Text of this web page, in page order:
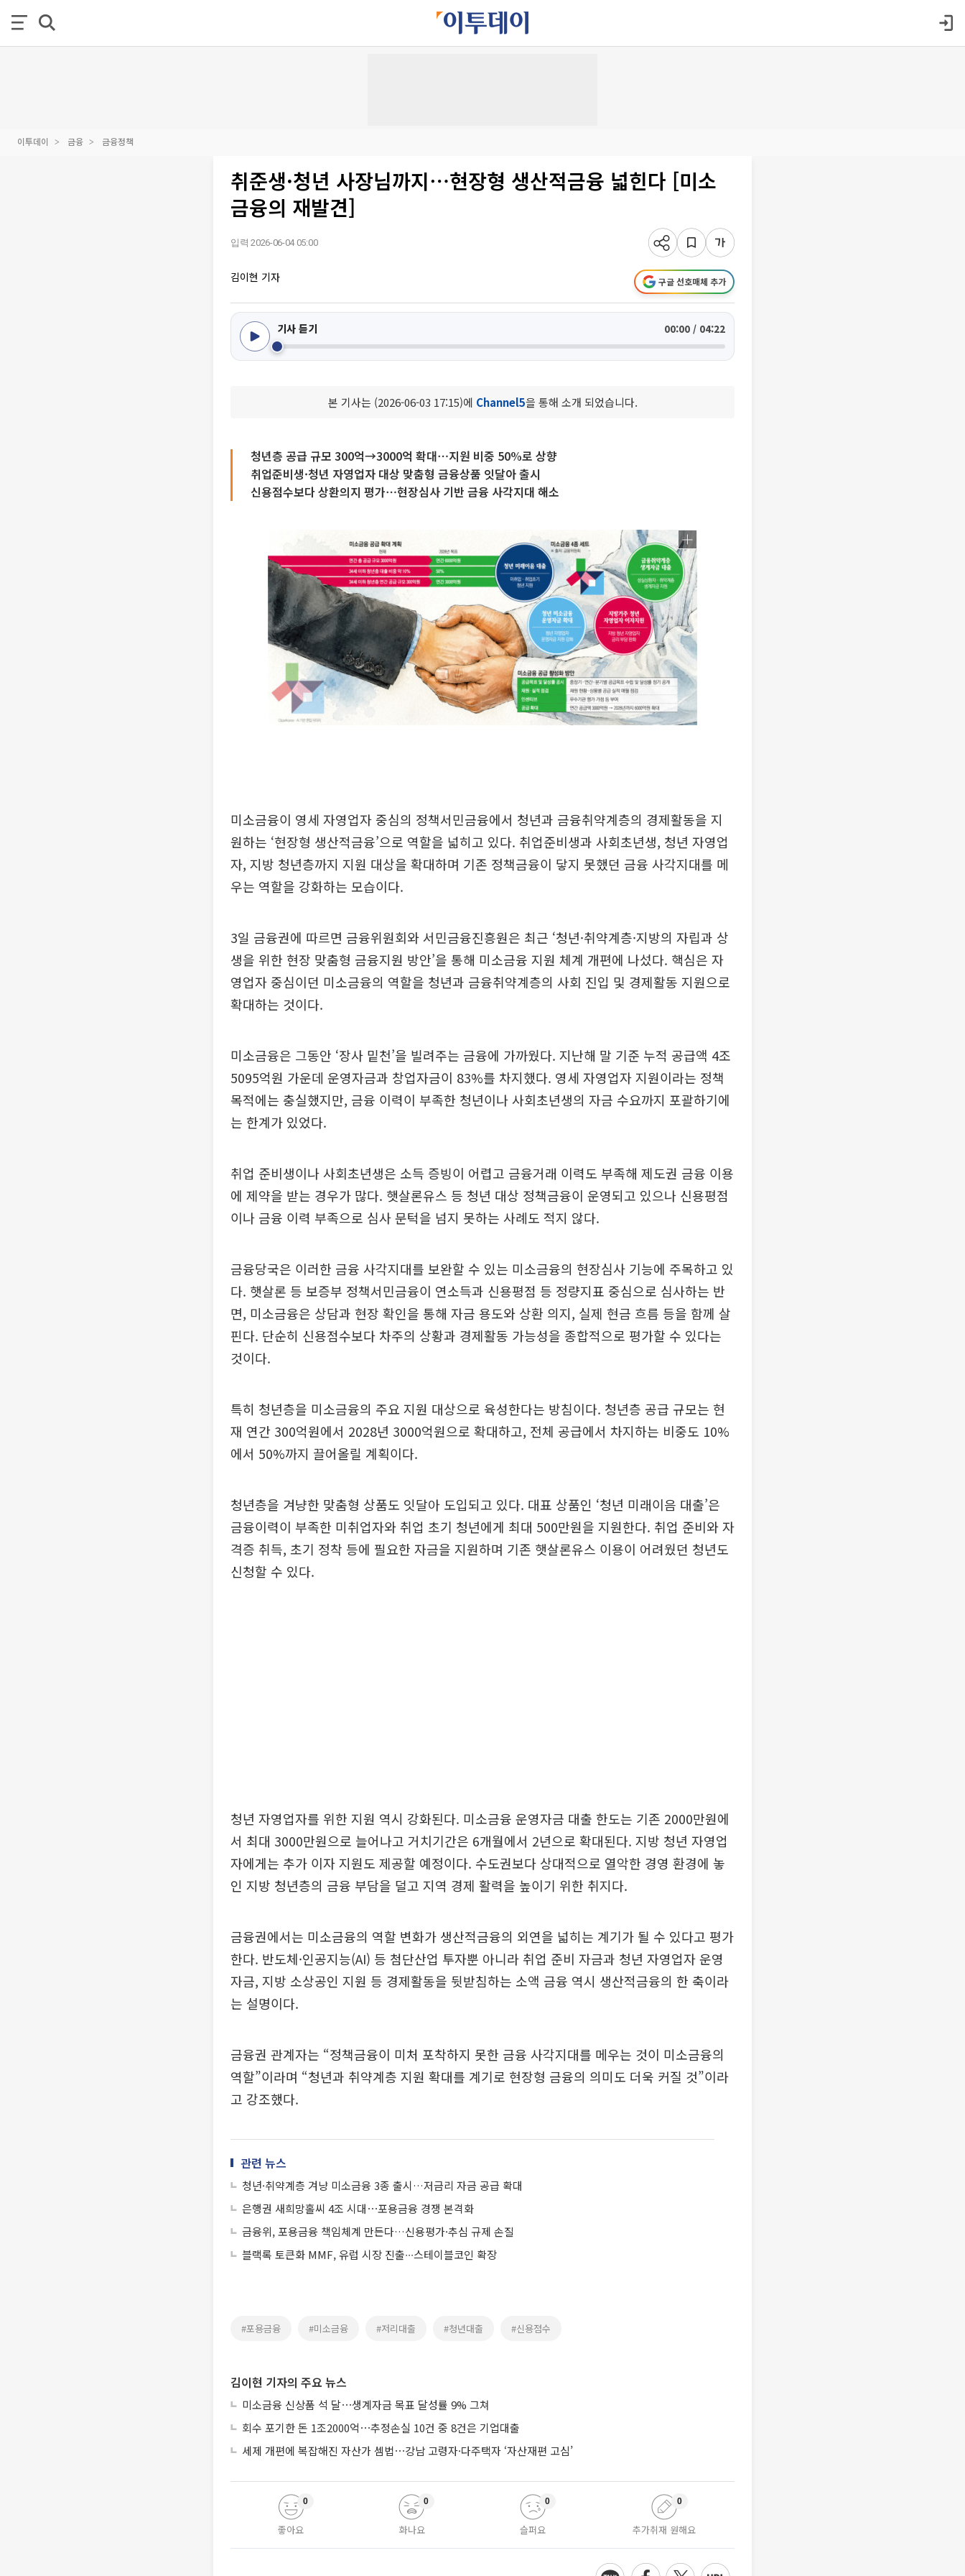
이투데이 금융 금융정책
취준생·청년 사장님까지⋯현장형 생산적금융 넓힌다 [미소
금융의 재발견]
입력 2026-06-04 05:00
김이현 기자 구글 선호매체 추가
기사 듣기 00:00 / 04:22
본 기사는 (2026-06-03 17:15)에 Channel5을 통해 소개 되었습니다.
청년층 공급 규모 300억→3000억 확대⋯지원 비중 50%로 상향
취업준비생·청년 자영업자 대상 맞춤형 금융상품 잇달아 출시
신용점수보다 상환의지 평가⋯현장심사 기반 금융 사각지대 해소
미소금융이 영세 자영업자 중심의 정책서민금융에서 청년과 금융취약계층의 경제활동을 지
원하는 ‘현장형 생산적금융’으로 역할을 넓히고 있다. 취업준비생과 사회초년생, 청년 자영업
자, 지방 청년층까지 지원 대상을 확대하며 기존 정책금융이 닿지 못했던 금융 사각지대를 메
우는 역할을 강화하는 모습이다.
3일 금융권에 따르면 금융위원회와 서민금융진흥원은 최근 ‘청년·취약계층·지방의 자립과 상
생을 위한 현장 맞춤형 금융지원 방안’을 통해 미소금융 지원 체계 개편에 나섰다. 핵심은 자
영업자 중심이던 미소금융의 역할을 청년과 금융취약계층의 사회 진입 및 경제활동 지원으로
확대하는 것이다.
미소금융은 그동안 ‘장사 밑천’을 빌려주는 금융에 가까웠다. 지난해 말 기준 누적 공급액 4조
5095억원 가운데 운영자금과 창업자금이 83%를 차지했다. 영세 자영업자 지원이라는 정책
목적에는 충실했지만, 금융 이력이 부족한 청년이나 사회초년생의 자금 수요까지 포괄하기에
는 한계가 있었다.
취업 준비생이나 사회초년생은 소득 증빙이 어렵고 금융거래 이력도 부족해 제도권 금융 이용
에 제약을 받는 경우가 많다. 햇살론유스 등 청년 대상 정책금융이 운영되고 있으나 신용평점
이나 금융 이력 부족으로 심사 문턱을 넘지 못하는 사례도 적지 않다.
금융당국은 이러한 금융 사각지대를 보완할 수 있는 미소금융의 현장심사 기능에 주목하고 있
다. 햇살론 등 보증부 정책서민금융이 연소득과 신용평점 등 정량지표 중심으로 심사하는 반
면, 미소금융은 상담과 현장 확인을 통해 자금 용도와 상환 의지, 실제 현금 흐름 등을 함께 살
핀다. 단순히 신용점수보다 차주의 상황과 경제활동 가능성을 종합적으로 평가할 수 있다는
것이다.
특히 청년층을 미소금융의 주요 지원 대상으로 육성한다는 방침이다. 청년층 공급 규모는 현
재 연간 300억원에서 2028년 3000억원으로 확대하고, 전체 공급에서 차지하는 비중도 10%
에서 50%까지 끌어올릴 계획이다.
청년층을 겨냥한 맞춤형 상품도 잇달아 도입되고 있다. 대표 상품인 ‘청년 미래이음 대출’은
금융이력이 부족한 미취업자와 취업 초기 청년에게 최대 500만원을 지원한다. 취업 준비와 자
격증 취득, 초기 정착 등에 필요한 자금을 지원하며 기존 햇살론유스 이용이 어려웠던 청년도
신청할 수 있다.
청년 자영업자를 위한 지원 역시 강화된다. 미소금융 운영자금 대출 한도는 기존 2000만원에
서 최대 3000만원으로 늘어나고 거치기간은 6개월에서 2년으로 확대된다. 지방 청년 자영업
자에게는 추가 이자 지원도 제공할 예정이다. 수도권보다 상대적으로 열악한 경영 환경에 놓
인 지방 청년층의 금융 부담을 덜고 지역 경제 활력을 높이기 위한 취지다.
금융권에서는 미소금융의 역할 변화가 생산적금융의 외연을 넓히는 계기가 될 수 있다고 평가
한다. 반도체·인공지능(AI) 등 첨단산업 투자뿐 아니라 취업 준비 자금과 청년 자영업자 운영
자금, 지방 소상공인 지원 등 경제활동을 뒷받침하는 소액 금융 역시 생산적금융의 한 축이라
는 설명이다.
금융권 관계자는 “정책금융이 미처 포착하지 못한 금융 사각지대를 메우는 것이 미소금융의
역할”이라며 “청년과 취약계층 지원 확대를 계기로 현장형 금융의 의미도 더욱 커질 것”이라
고 강조했다.
관련 뉴스
청년·취약계층 겨냥 미소금융 3종 출시…저금리 자금 공급 확대
은행권 새희망홀씨 4조 시대⋯포용금융 경쟁 본격화
금융위, 포용금융 책임체계 만든다…신용평가·추심 규제 손질
블랙록 토큰화 MMF, 유럽 시장 진출∙∙∙스테이블코인 확장
#포용금융 #미소금융 #저리대출 #청년대출 #신용점수
김이현 기자의 주요 뉴스
미소금융 신상품 석 달⋯생계자금 목표 달성률 9% 그쳐
회수 포기한 돈 1조2000억⋯추정손실 10건 중 8건은 기업대출
세제 개편에 복잡해진 자산가 셈법⋯강남 고령자·다주택자 ‘자산재편 고심’
좋아요
0
화나요
0
슬퍼요
0
추가취재 원해요
0